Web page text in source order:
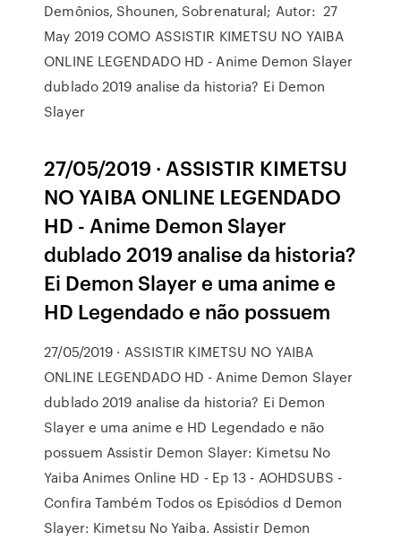
Demônios, Shounen, Sobrenatural; Autor: 27
May 2019 COMO ASSISTIR KIMETSU NO YAIBA
ONLINE LEGENDADO HD - Anime Demon Slayer
dublado 2019 analise da historia? Ei Demon
Slayer
27/05/2019 · ASSISTIR KIMETSU
NO YAIBA ONLINE LEGENDADO
HD - Anime Demon Slayer
dublado 2019 analise da historia?
Ei Demon Slayer e uma anime e
HD Legendado e não possuem
27/05/2019 · ASSISTIR KIMETSU NO YAIBA
ONLINE LEGENDADO HD - Anime Demon Slayer
dublado 2019 analise da historia? Ei Demon
Slayer e uma anime e HD Legendado e não
possuem Assistir Demon Slayer: Kimetsu No
Yaiba Animes Online HD - Ep 13 - AOHDSUBS -
Confira Também Todos os Episódios d Demon
Slayer: Kimetsu No Yaiba. Assistir Demon